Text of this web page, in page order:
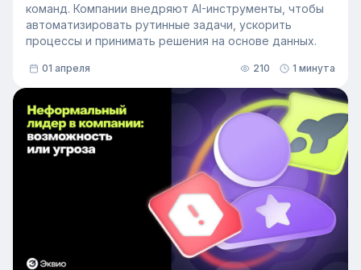
команд. Компании внедряют AI-инструменты, чтобы
автоматизировать рутинные задачи, ускорить
процессы и принимать решения на основе данных.
01 апреля 210 1 минута